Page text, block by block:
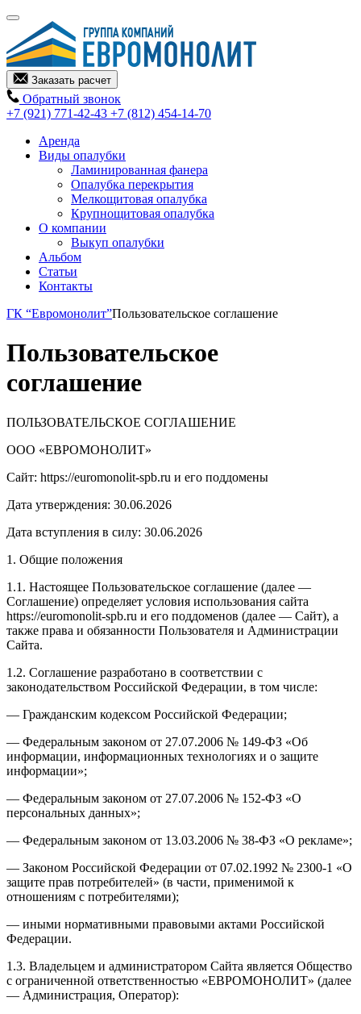
Заказать расчет
Обратный звонок
+7 (921) 771-42-43 +7 (812) 454-14-70
Аренда
Виды опалубки
Ламинированная фанера
Опалубка перекрытия
Мелкощитовая опалубка
Крупнощитовая опалубка
О компании
Выкуп опалубки
Альбом
Статьи
Контакты
ГК “Евромонолит”Пользовательское соглашение
Пользовательское
соглашение
ПОЛЬЗОВАТЕЛЬСКОЕ СОГЛАШЕНИЕ
ООО «ЕВРОМОНОЛИТ»
Сайт: https://euromonolit-spb.ru и его поддомены
Дата утверждения: 30.06.2026
Дата вступления в силу: 30.06.2026
1. Общие положения
1.1. Настоящее Пользовательское соглашение (далее —
Соглашение) определяет условия использования сайта
https://euromonolit-spb.ru и его поддоменов (далее — Сайт), а
также права и обязанности Пользователя и Администрации
Сайта.
1.2. Соглашение разработано в соответствии с
законодательством Российской Федерации, в том числе:
— Гражданским кодексом Российской Федерации;
— Федеральным законом от 27.07.2006 № 149-ФЗ «Об
информации, информационных технологиях и о защите
информации»;
— Федеральным законом от 27.07.2006 № 152-ФЗ «О
персональных данных»;
— Федеральным законом от 13.03.2006 № 38-ФЗ «О рекламе»;
— Законом Российской Федерации от 07.02.1992 № 2300-1 «О
защите прав потребителей» (в части, применимой к
отношениям с потребителями);
— иными нормативными правовыми актами Российской
Федерации.
1.3. Владельцем и администратором Сайта является Общество
с ограниченной ответственностью «ЕВРОМОНОЛИТ» (далее
— Администрация, Оператор):